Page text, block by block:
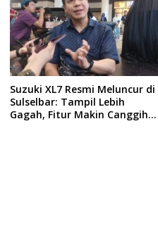
Suzuki XL7 Resmi Meluncur di
Sulselbar: Tampil Lebih
Gagah, Fitur Makin Canggih,